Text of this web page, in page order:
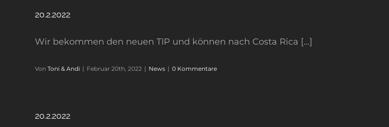
20.2.2022
Wir bekommen den neuen TIP und können nach Costa Rica [...]
Von Toni & Andi | Februar 20th, 2022 | News | 0 Kommentare
20.2.2022